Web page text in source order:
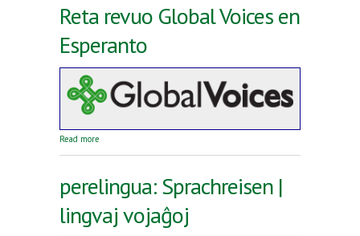
Reta revuo Global Voices en
Esperanto
Read more
perelingua: Sprachreisen |
lingvaj vojaĝoj